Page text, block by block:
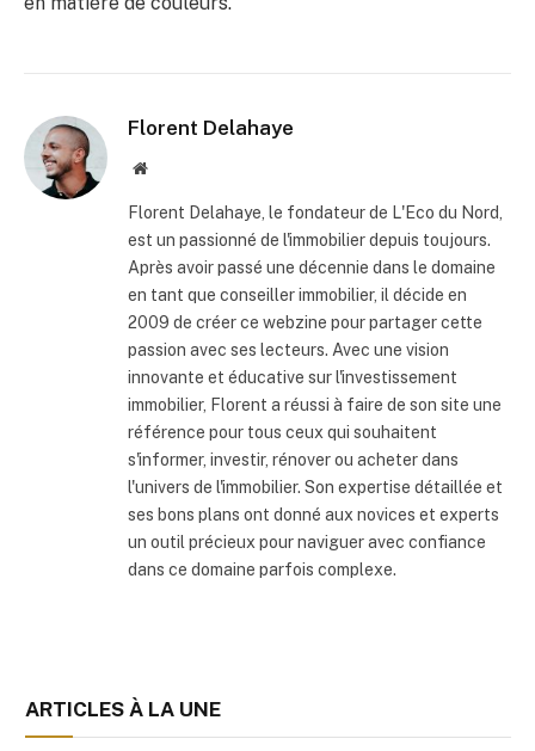
Florent Delahaye
Site
Florent Delahaye, le fondateur de L'Eco du Nord,
est un passionné de l'immobilier depuis toujours.
Après avoir passé une décennie dans le domaine
en tant que conseiller immobilier, il décide en
2009 de créer ce webzine pour partager cette
passion avec ses lecteurs. Avec une vision
innovante et éducative sur l'investissement
immobilier, Florent a réussi à faire de son site une
référence pour tous ceux qui souhaitent
s'informer, investir, rénover ou acheter dans
l'univers de l'immobilier. Son expertise détaillée et
ses bons plans ont donné aux novices et experts
un outil précieux pour naviguer avec confiance
dans ce domaine parfois complexe.
ARTICLES À LA UNE